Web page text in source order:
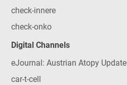
check-innere
check-onko
Digital Channels
eJournal: Austrian Atopy Update
car-t-cell